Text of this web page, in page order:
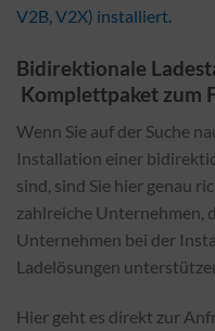
Bidirektionale
Komplettpaket zum
Wenn Sie auf der Suche
Installation einer
sind, sind Sie hier genau
zahlreiche Unternehmen,
Unternehmen bei der
Ladelösungen
Hier geht es direkt zur